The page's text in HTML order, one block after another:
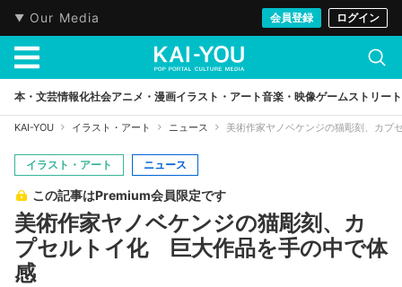
Our Media 会員登録 ログイン
本・文芸情報化社会アニメ・漫画イラスト・アート音楽・映像ゲームストリート
KAI-YOU イラスト・アート ニュース 美術作家ヤノベケンジの猫彫刻、カ
イラスト・アート ニュース
この記事はPremium会員限定です
美術作家ヤノベケンジの猫彫刻、カ
プセルトイ化 巨大作品を手の中で体
感